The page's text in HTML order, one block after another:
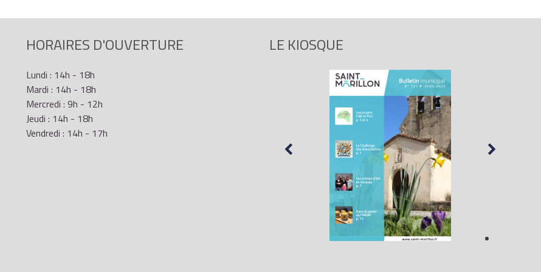
HORAIRES D'OUVERTURE
Lundi : 14h - 18h
Mardi : 14h - 18h
Mercredi : 9h - 12h
Jeudi : 14h - 18h
Vendredi : 14h - 17h
LE KIOSQUE